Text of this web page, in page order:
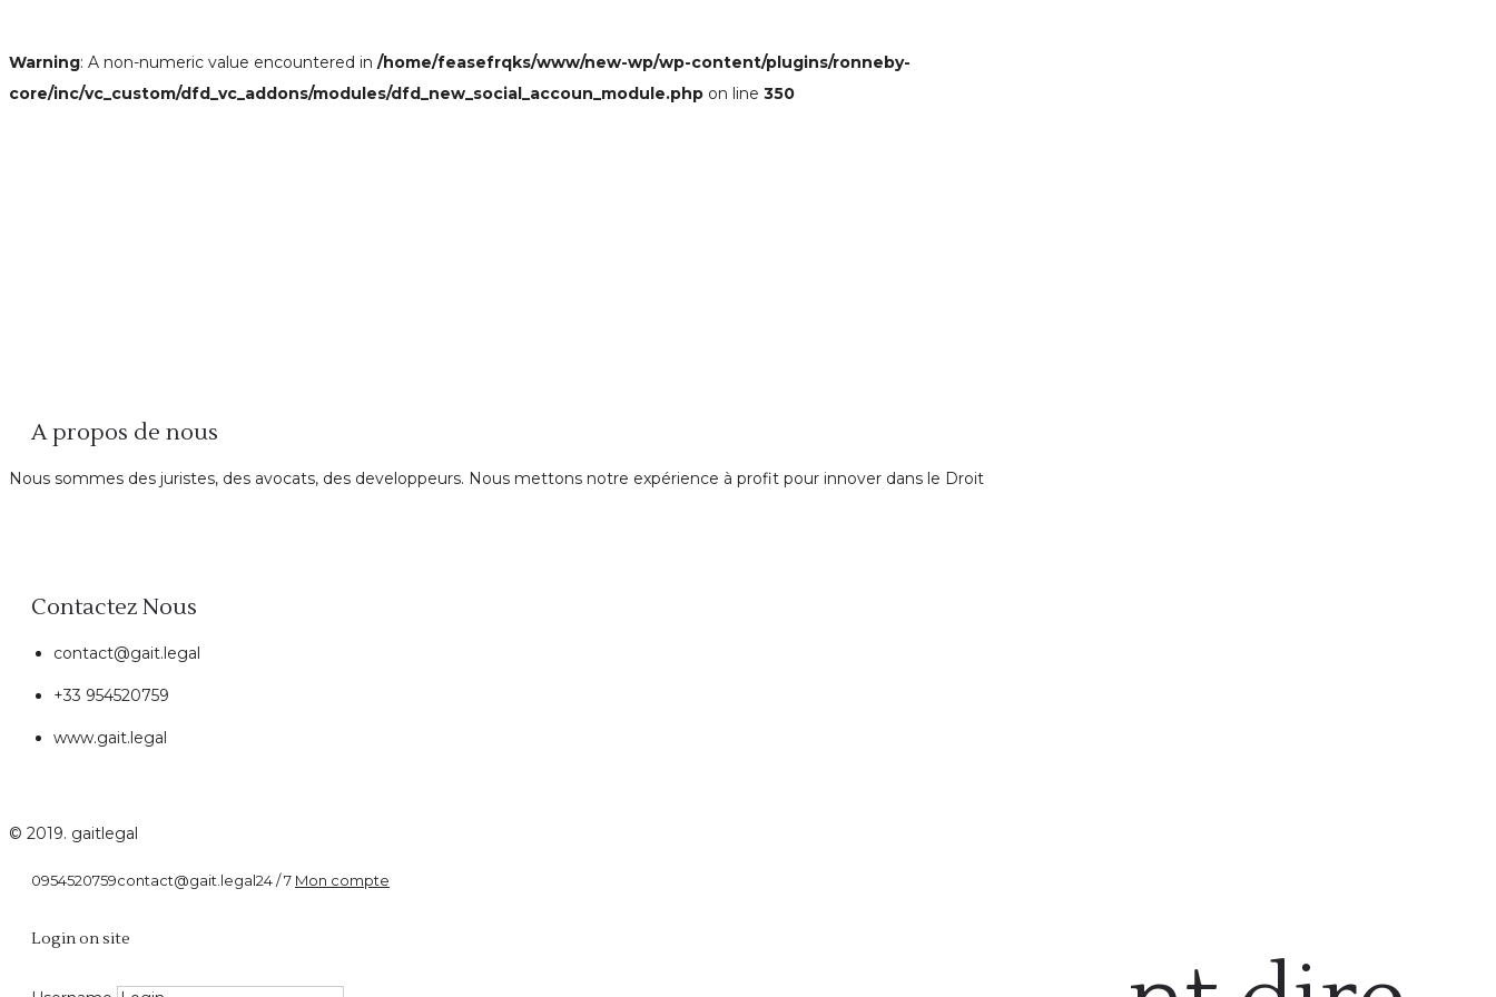
Warning: A non-numeric value encountered in /home/feasefrqks/www/new-wp/wp-content/plugins/ronneby-
core/inc/vc_custom/dfd_vc_addons/modules/dfd_new_social_accoun_module.php on line 350
A propos de nous
Nous sommes des juristes, des avocats, des developpeurs. Nous mettons notre expérience à profit pour innover dans le Droit
Contactez Nous
contact@gait.legal
+33 954520759
www.gait.legal
© 2019. gaitlegal
0954520759contact@gait.legal24 / 7 Mon compte
Login on site
Definition